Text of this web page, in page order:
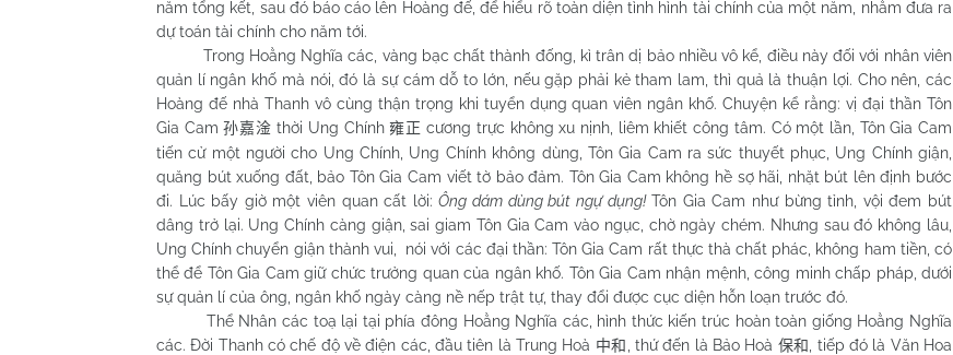
năm tổng kết, sau đó báo cáo lên Hoàng đế, để hiểu rõ toàn diện tình hình tài chính của một năm, nhằm đưa ra
dự toán tài chính cho năm tới.
Trong Hoằng Nghĩa các, vàng bạc chất thành đống, kì trân dị bảo nhiều vô kể, điều này đối với nhân viên
quản lí ngân khố mà nói, đó là sự cám dỗ to lớn, nếu gặp phải kẻ tham lam, thì quả là thuận lợi. Cho nên, các
Hoàng đế nhà Thanh vô cùng thận trọng khi tuyển dụng quan viên ngân khố. Chuyện kể rằng: vị đại thần Tôn
Gia Cam孙嘉淦 thời Ung Chính雍正 cương trực không xu nịnh, liêm khiết công tâm. Có một lần, Tôn Gia Cam
tiến cử một người cho Ung Chính, Ung Chính không dùng, Tôn Gia Cam ra sức thuyết phục, Ung Chính giận,
quăng bút xuống đất, bảo Tôn Gia Cam viết tờ bảo đảm. Tôn Gia Cam không hề sợ hãi, nhặt bút lên định bước
đi. Lúc bấy giờ một viên quan cất lời:Ông dám dùng bút ngự dụng!Tôn Gia Cam như bừng tỉnh, vội đem bút
dâng trở lại. Ung Chính càng giận, sai giam Tôn Gia Cam vào ngục, chờ ngày chém. Nhưng sau đó không lâu,
Ung Chính chuyển giận thành vui, nói với các đại thần: Tôn Gia Cam rất thực thà chất phác, không ham tiền, có
thể để Tôn Gia Cam giữ chức trưởng quan của ngân khố. Tôn Gia Cam nhận mệnh, công minh chấp pháp, dưới
sự quản lí của ông, ngân khố ngày càng nề nếp trật tự, thay đổi được cục diện hỗn loạn trước đó.
Thể Nhân các toạ lại tại phía đông Hoằng Nghĩa các, hình thức kiến trúc hoàn toàn giống Hoằng Nghĩa
các. Đời Thanh có chế độ về điện các, đầu tiên là Trung Hoà 中和 , thứ đến là Bảo Hoà 保和 , tiếp đó là Văn Hoa